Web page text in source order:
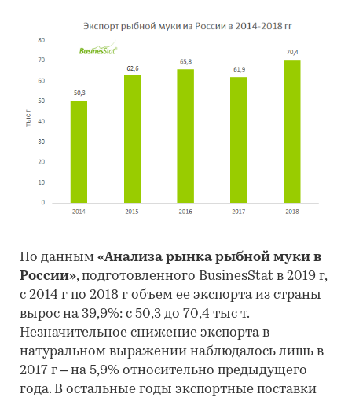
По данным «Анализа рынка рыбной муки в
России», подготовленного BusinesStat в 2019 г,
с 2014 г по 2018 г объем ее экспорта из страны
вырос на 39,9%: с 50,3 до 70,4 тыс т.
Незначительное снижение экспорта в
натуральном выражении наблюдалось лишь в
2017 г – на 5,9% относительно предыдущего
года. В остальные годы экспортные поставки